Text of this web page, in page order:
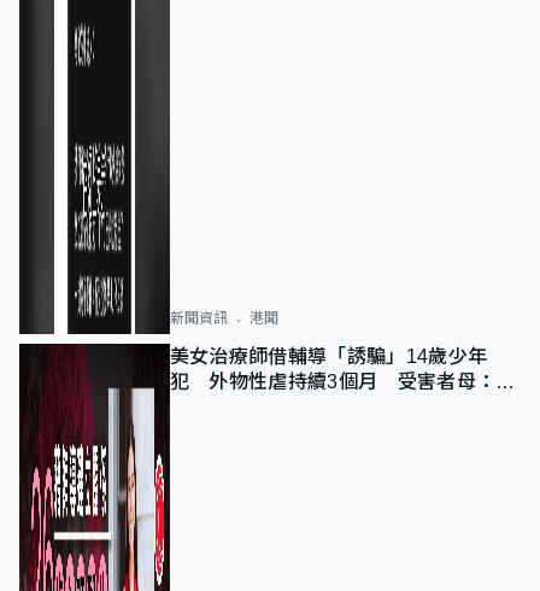
新聞資訊 港聞
美女治療師借輔導「誘騙」14歲少年
犯 外物性虐持續3個月 受害者母：要